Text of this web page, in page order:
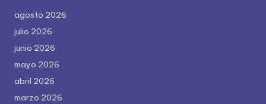
agosto 2026
julio 2026
junio 2026
mayo 2026
abril 2026
marzo 2026